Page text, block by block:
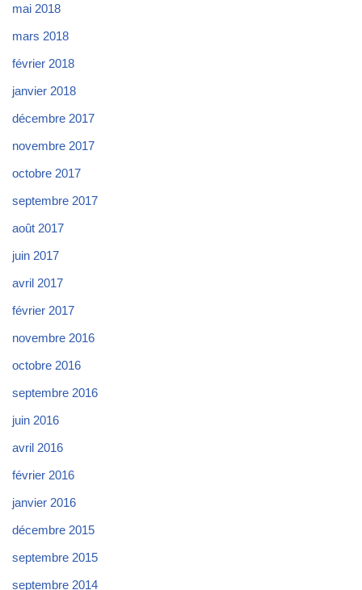
mai 2018
mars 2018
février 2018
janvier 2018
décembre 2017
novembre 2017
octobre 2017
septembre 2017
août 2017
juin 2017
avril 2017
février 2017
novembre 2016
octobre 2016
septembre 2016
juin 2016
avril 2016
février 2016
janvier 2016
décembre 2015
septembre 2015
septembre 2014